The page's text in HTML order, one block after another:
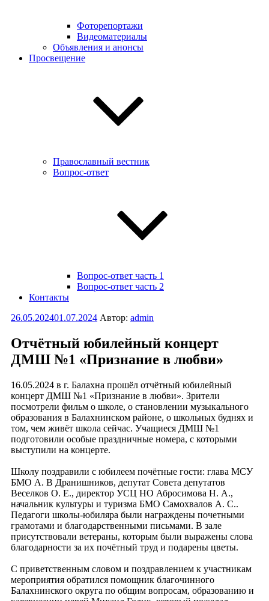
Фоторепортажи
Видеоматериалы
Объявления и анонсы
Просвещение
Православный вестник
Вопрос-ответ
Вопрос-ответ часть 1
Вопрос-ответ часть 2
Контакты
Опубликовано
26.05.202401.07.2024 Автор: admin
Отчётный юбилейный концерт
ДМШ №1 «Признание в любви»
16.05.2024 в г. Балахна прошёл отчётный юбилейный
концерт ДМШ №1 «Признание в любви». Зрители
посмотрели фильм о школе, о становлении музыкального
образования в Балахнинском районе, о школьных буднях и
том, чем живёт школа сейчас. Учащиеся ДМШ №1
подготовили особые праздничные номера, с которыми
выступили на концерте.
Школу поздравили с юбилеем почётные гости: глава МСУ
БМО А. В Дранишников, депутат Совета депутатов
Веселков О. Е., директор УСЦ НО Абросимова Н. А.,
начальник культуры и туризма БМО Самохвалов А. С..
Педагоги школы-юбиляра были награждены почетными
грамотами и благодарственными письмами. В зале
присутствовали ветераны, которым были выражены слова
благодарности за их почётный труд и подарены цветы.
С приветственным словом и поздравлением к участникам
мероприятия обратился помощник благочинного
Балахнинского округа по общим вопросам, образованию и